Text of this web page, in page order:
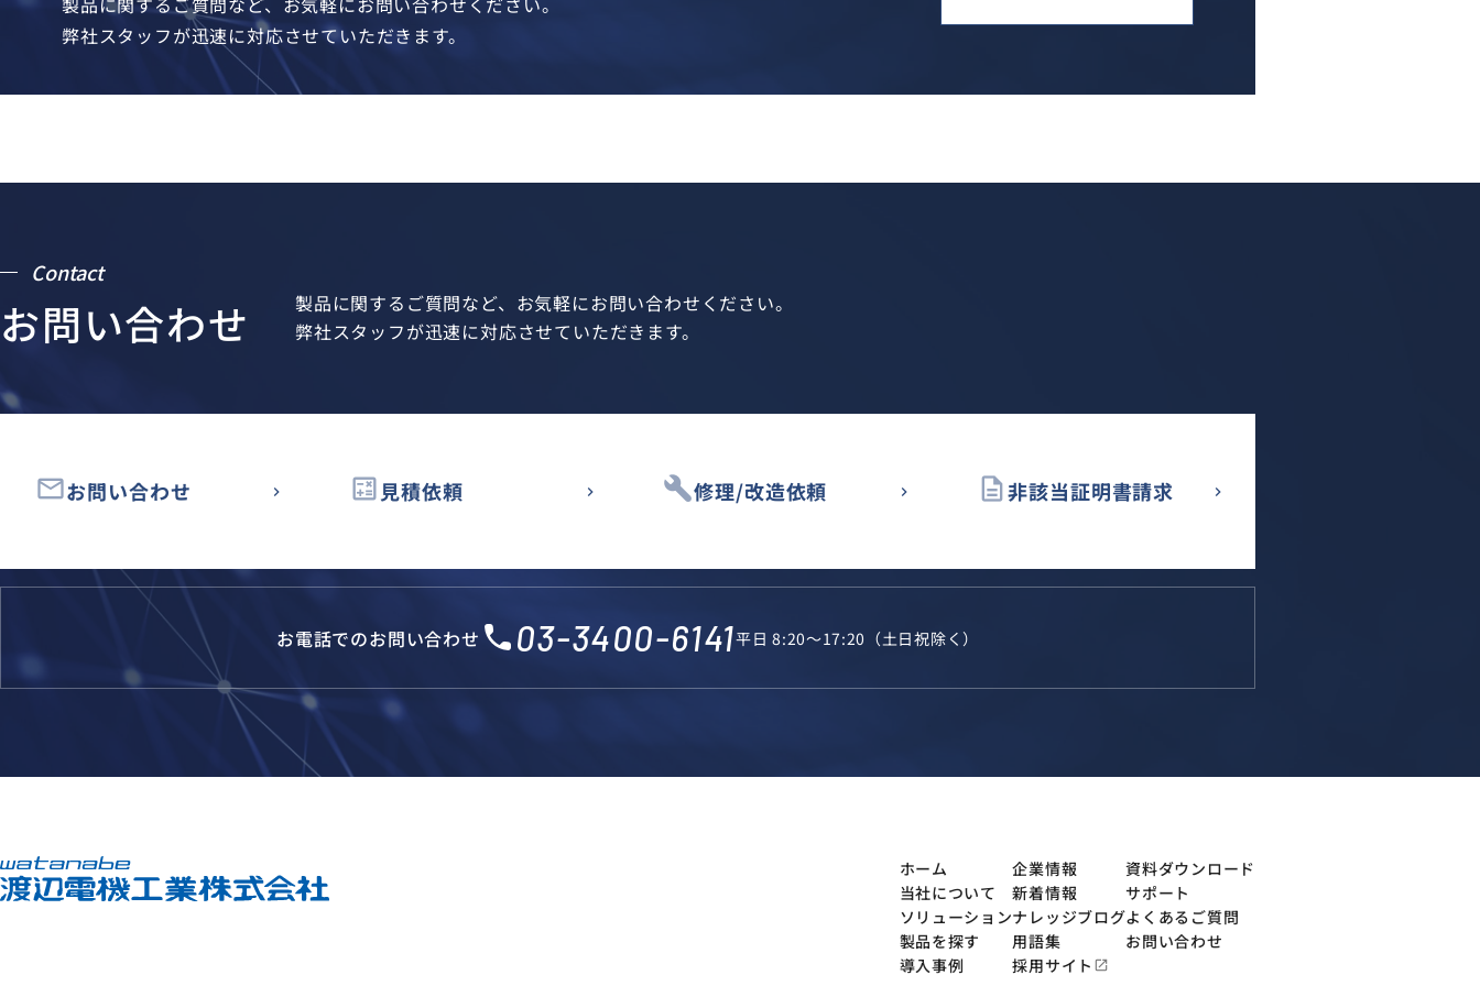
弊社スタッフが迅速に対応させていただきます。
Contact
お問い合わせ
製品に関するご質問など、お気軽にお問い合わせください。
弊社スタッフが迅速に対応させていただきます。
emailお問い合わせ calculate 見積依頼 build修理/改造依頼 description非該当証明書請求
お電話でのお問い合わせ local_phone03-3400-6141平日 8:20～17:20（土日祝除く）
ホーム
当社について
ソリューション
製品を探す
導入事例
企業情報
新着情報
ナレッジブログ
用語集
採用サイト open_in_new
資料ダウンロード
サポート
よくあるご質問
お問い合わせ